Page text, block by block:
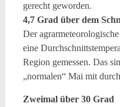
gerecht geworden.
4,7 Grad über dem
Der
eine
Region gemessen. Das
„normalen“ Mai mit
Zweimal über 30 Grad